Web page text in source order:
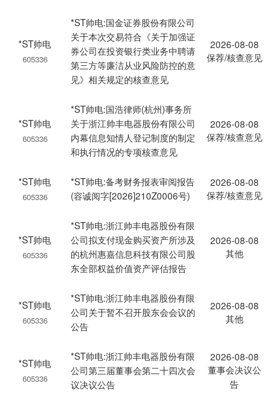
*ST帅电
605336
*ST帅电:国金证券股份有限公司
关于本次交易符合《关于加强证
券公司在投资银行类业务中聘请
第三方等廉洁从业风险防控的意
见》相关规定的核查意见
2026-08-08
保荐/核查意见
*ST帅电
605336
*ST帅电:国浩律师(杭州)事务所
关于浙江帅丰电器股份有限公司
内幕信息知情人登记制度的制定
和执行情况的专项核查意见
2026-08-08
保荐/核查意见
*ST帅电
605336
*ST帅电:备考财务报表审阅报告
(容诚阅字[2026]210Z0006号)
2026-08-08
保荐/核查意见
*ST帅电
605336
*ST帅电:浙江帅丰电器股份有限
公司拟支付现金购买资产所涉及
的杭州惠嘉信息科技有限公司股
东全部权益价值资产评估报告
2026-08-08
其他
*ST帅电
605336
*ST帅电:浙江帅丰电器股份有限
公司关于暂不召开股东会会议的
公告
2026-08-08
其他
*ST帅电
605336
*ST帅电:浙江帅丰电器股份有限
公司第三届董事会第二十四次会
议决议公告
2026-08-08
董事会决议公
告